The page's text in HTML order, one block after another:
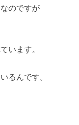
のですが
います。
るんです。